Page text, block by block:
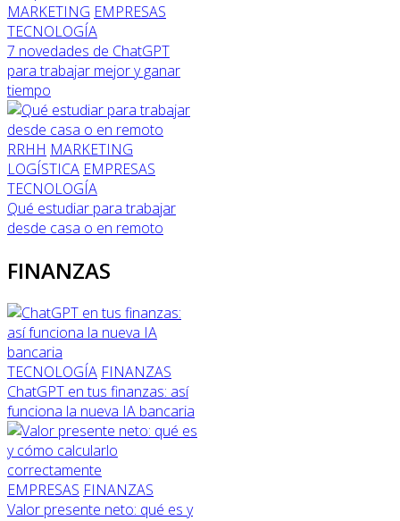
MARKETING EMPRESAS
TECNOLOGÍA
7 novedades de ChatGPT
para trabajar mejor y ganar
tiempo
RRHH MARKETING
LOGÍSTICA EMPRESAS
TECNOLOGÍA
Qué estudiar para trabajar
desde casa o en remoto
FINANZAS
TECNOLOGÍA FINANZAS
ChatGPT en tus finanzas: así
funciona la nueva IA bancaria
EMPRESAS FINANZAS
Valor presente neto: qué es y